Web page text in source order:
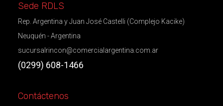
Sede RDLS
Rep. Argentina y Juan José Castelli (Complejo Kacike)
Neuquén - Argentina
sucursalrincon@comercialargentina.com.ar
(0299) 608-1466
Contáctenos